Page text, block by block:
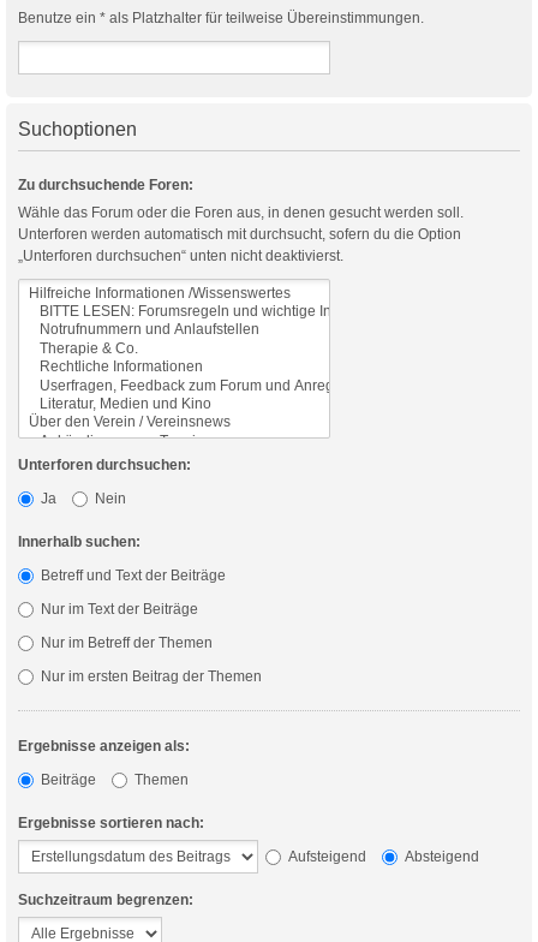
Benutze ein * als Platzhalter für teilweise Übereinstimmungen.
Suchoptionen
Zu durchsuchende Foren:
Wähle das Forum oder die Foren aus, in denen gesucht werden soll.
Unterforen werden automatisch mit durchsucht, sofern du die Option
„Unterforen durchsuchen“ unten nicht deaktivierst.
Unterforen durchsuchen:
Ja
Nein
Innerhalb suchen:
Betreff und Text der Beiträge
Nur im Text der Beiträge
Nur im Betreff der Themen
Nur im ersten Beitrag der Themen
Ergebnisse anzeigen als:
Beiträge
Themen
Ergebnisse sortieren nach:
Aufsteigend
Absteigend
Suchzeitraum begrenzen: